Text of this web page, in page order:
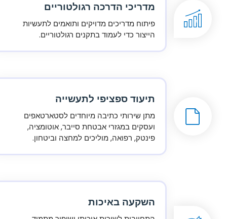
מדריכי הדרכה רגולטוריים
פיתוח מדריכים מדויקים ותואמים לתעשיות
הייצור כדי לעמוד בתקנים רגולטוריים.
תיעוד ספציפי לתעשייה
מתן שירותי כתיבה מיוחדים לסטארטאפים
ועסקים במגזרי אבטחת סייבר, אוטומציה,
פינטק, רפואה, מוליכים למחצה וביטחון.
השקעה באיכות